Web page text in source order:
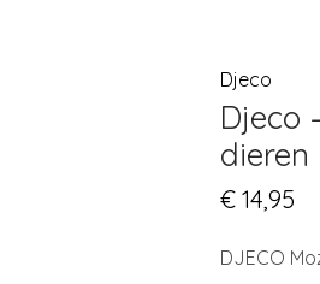
Djeco
Djeco
dieren
€ 14,95
DJECO